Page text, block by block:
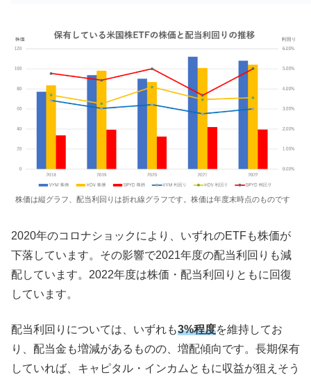
株価は縦グラフ、配当利回りは折れ線グラフです。株価は年度末時点のものです
2020年のコロナショックにより、いずれのETFも株価が
下落しています。その影響で2021年度の配当利回りも減
配しています。2022年度は株価・配当利回りともに回復
しています。
配当利回りについては、いずれも3%程度を維持してお
り、配当金も増減があるものの、増配傾向です。長期保有
していれば、キャピタル・インカムともに収益が狙えそう